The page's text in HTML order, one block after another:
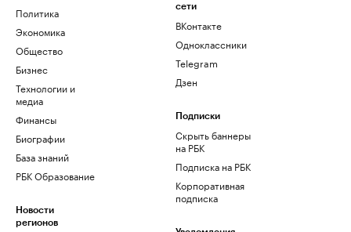
Политика
Экономика
Общество
Бизнес
Технологии и
медиа
Финансы
Биографии
База знаний
РБК Образование
Новости
регионов
сети
ВКонтакте
Одноклассники
Telegram
Дзен
Подписки
Скрыть баннеры
на РБК
Подписка на РБК
Корпоративная
подписка